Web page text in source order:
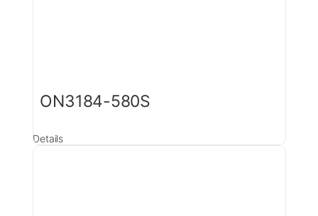
ON3184-580S
Details